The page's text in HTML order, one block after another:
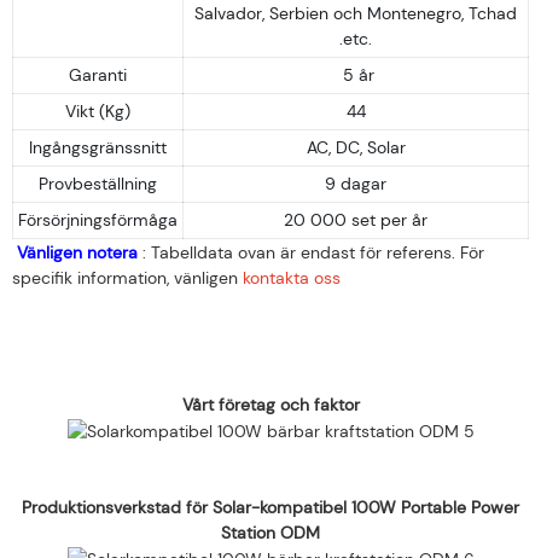
Salvador, Serbien och Montenegro, Tchad
.etc.
Garanti
5 år
Vikt (Kg)
44
Ingångsgränssnitt
AC, DC, Solar
Provbeställning
9 dagar
Försörjningsförmåga
20 000 set per år
Vänligen notera : Tabelldata ovan är endast för referens. För
specifik information, vänligen kontakta oss
Vårt företag och faktor
Produktionsverkstad för Solar-kompatibel 100W Portable Power
Station ODM